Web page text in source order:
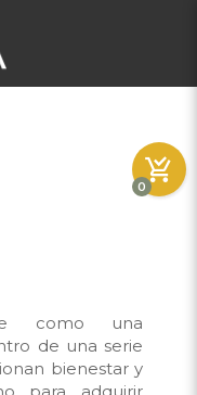
como una
de una serie
bienestar y
0